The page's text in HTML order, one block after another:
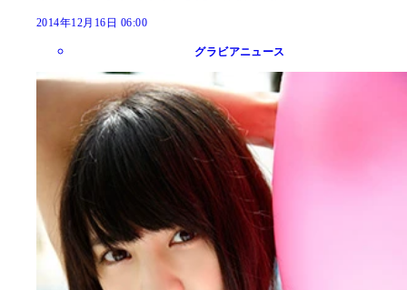
2014年12月16日 06:00
グラビアニュース